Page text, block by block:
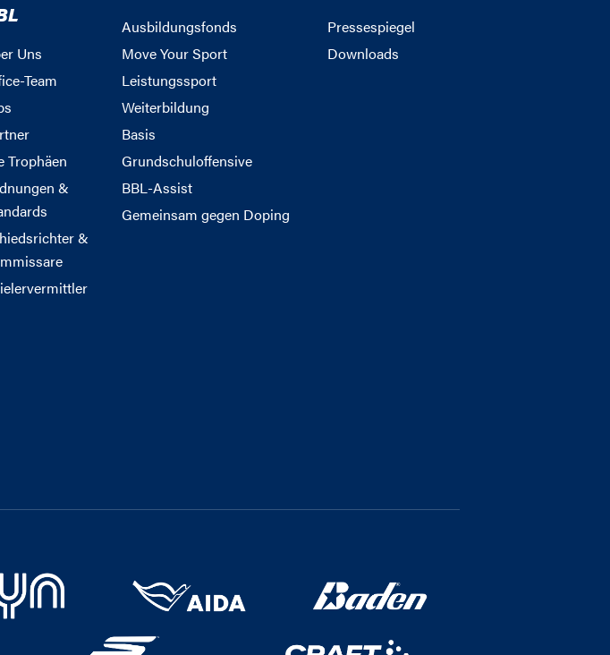
Uns
Team
Trophäen
&
&
Ausbildungsfonds
Move Your Sport
Leistungssport
Weiterbildung
Basis
Grundschuloffensive
BBL-Assist
Gemeinsam gegen Doping
Pressespiegel
Downloads